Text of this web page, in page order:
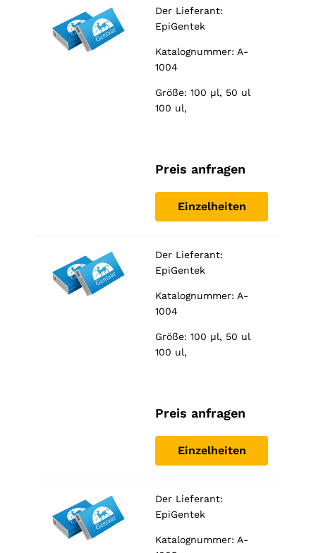
Der Lieferant:
EpiGentek
Katalognummer: A-
1004
Größe: 100 µl, 50 ul
100 ul,
Preis anfragen
Einzelheiten
Der Lieferant:
EpiGentek
Katalognummer: A-
1004
Größe: 100 µl, 50 ul
100 ul,
Preis anfragen
Einzelheiten
Der Lieferant:
EpiGentek
Katalognummer: A-